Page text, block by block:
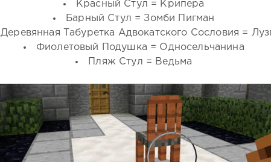
Красный Стул = Крипера
Барный Стул = Зомби Пигман
Деревянная Табуретка Адвокатского Сословия =
Фиолетовый Подушка = Односельчанина
Пляж Стул = Ведьма